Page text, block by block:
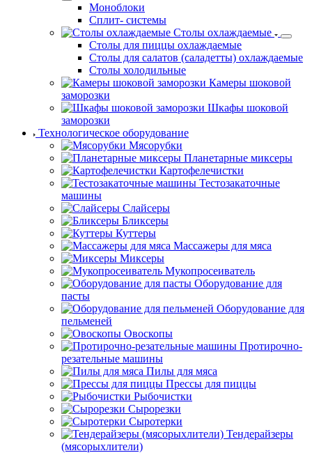
Моноблоки
Сплит- системы
Столы охлаждаемые
Столы для пиццы охлаждаемые
Столы для салатов (саладетты) охлаждаемые
Столы холодильные
Камеры шоковой
заморозки
Шкафы шоковой
заморозки
Технологическое оборудование
Мясорубки
Планетарные миксеры
Картофелечистки
Тестозакаточные
машины
Слайсеры
Бликсеры
Куттеры
Массажеры для мяса
Миксеры
Мукопросеиватель
Оборудование для
пасты
Оборудование для
пельменей
Овоскопы
Протирочно-
резательные машины
Пилы для мяса
Прессы для пиццы
Рыбочистки
Сырорезки
Сыротерки
Тендерайзеры
(мясорыхлители)